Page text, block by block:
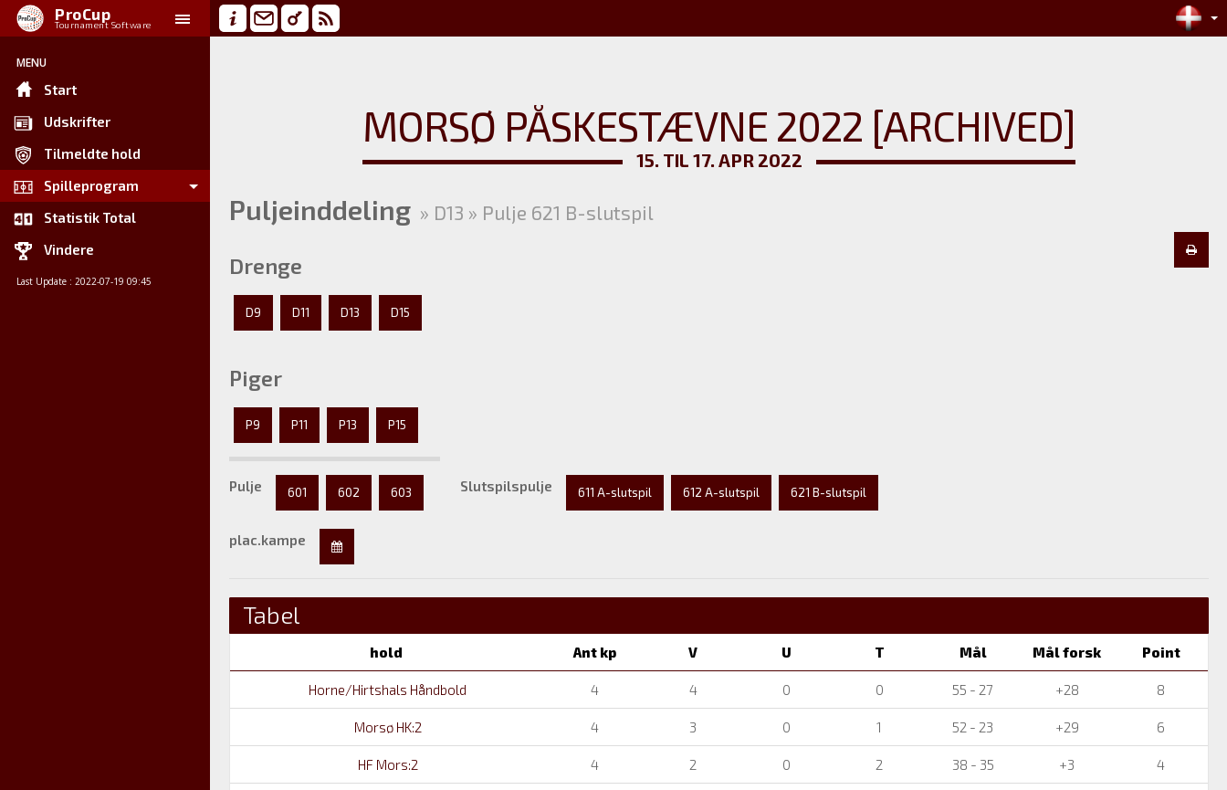
ProCup
Tournament Software
MENU
Start
Udskrifter
Tilmeldte hold
Spilleprogram
Statistik Total
Vindere
Last Update : 2022-07-19 09:45
MORSØ PÅSKESTÆVNE 2022 [ARCHIVED]
15. TIL 17. APR 2022
Puljeinddeling » D13 » Pulje 621 B-slutspil
Drenge
D9 D11 D13 D15
Piger
P9 P11 P13 P15
Pulje 601 602 603 Slutspilspulje 611 A-slutspil 612 A-slutspil 621 B-slutspil
plac.kampe
Tabel
hold Ant kp V U T Mål Mål forsk Point
Horne/Hirtshals Håndbold 4 4 0 0 55 - 27 +28 8
Morsø HK:2 4 3 0 1 52 - 23 +29 6
HF Mors:2 4 2 0 2 38 - 35 +3 4